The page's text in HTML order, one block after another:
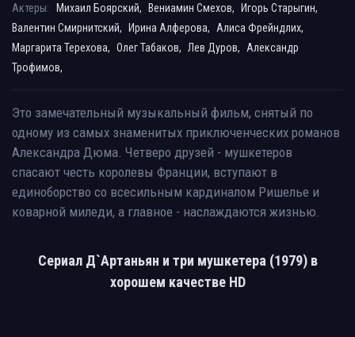
Актеры:
Михаил Боярский, Вениамин Смехов,
Игорь Старыгин,
Валентин Смирнитский,
Ирина Алферова,
Алиса Фрейндлих,
Маргарита Терехова, Олег Табаков, Лев Дуров,
Александр
Трофимов,
Это замечательный музыкальный фильм, снятый по
одному из самых знаменитых приключенческих романов
Александра Дюма. Четверо друзей - мушкетеров
спасают честь королевы Франции, вступают в
единоборство со всесильным кардиналом Ришелье и
коварной миледи, а главное - наслаждаются жизнью.
Сериал Д`Артаньян и три мушкетера (1979) в
хорошем качестве HD